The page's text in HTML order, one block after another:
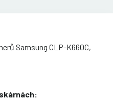
Samsung CLP-K660C,